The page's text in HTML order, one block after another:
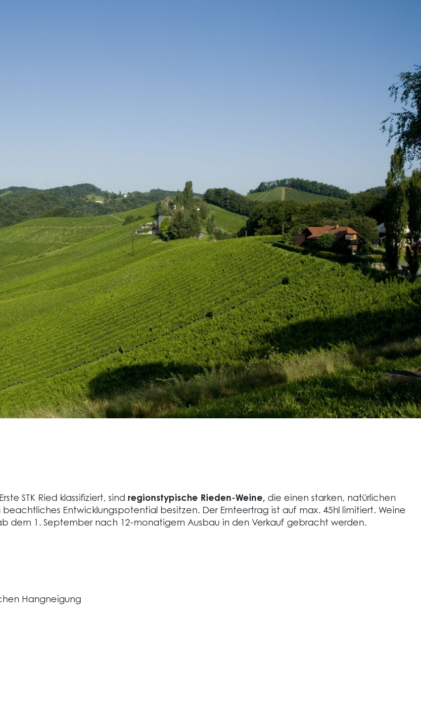
STK Ried klassifiziert, sind regionstypische Rieden-Weine, die einen starken, natürlichen
Entwicklungspotential besitzen. Der Ernteertrag ist auf max. 45hl limitiert. Weine
dem 1. September nach 12-monatigem Ausbau in den Verkauf gebracht werden.
Hangneigung